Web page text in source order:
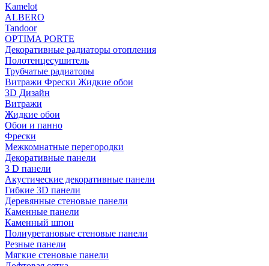
Kamelot
ALBERO
Tandoor
OPTIMA PORTE
Декоративные радиаторы отопления
Полотенцесушитель
Трубчатые радиаторы
Витражи Фрески Жидкие обои
3D Дизайн
Витражи
Жидкие обои
Обои и панно
Фрески
Межкомнатные перегородки
Декоративные панели
3 D панели
Акустические декоративные панели
Гибкие 3D панели
Деревянные стеновые панели
Каменные панели
Каменный шпон
Полиуретановые стеновые панели
Резные панели
Мягкие стеновые панели